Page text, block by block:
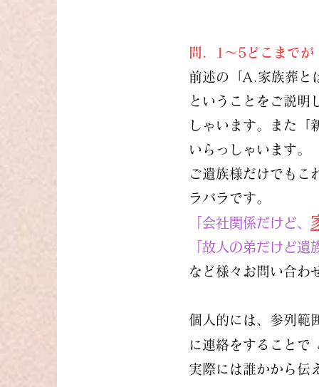
問．1～5どこまで
前述の「A.家族葬と
ということをご説明
しゃいます。また「
いらっしゃ います。
ご遺族様だけでもこ
ラバラです。
「会社関係だけど、
「故人の弟だけど
など様々お問い合わ
個人的には、参列範
に連絡をすることで
実際には誰かから伝